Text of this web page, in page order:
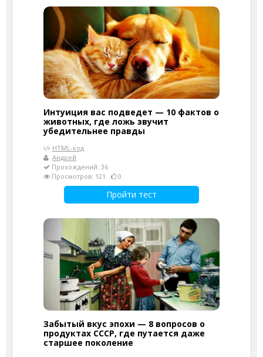
Интуиция вас подведет — 10 фактов о
животных, где ложь звучит
убедительнее правды
HTML-код
Андрей
Прохождений: 36
Просмотров: 121
0
Пройти тест
Забытый вкус эпохи — 8 вопросов о
продуктах СССР, где путается даже
старшее поколение